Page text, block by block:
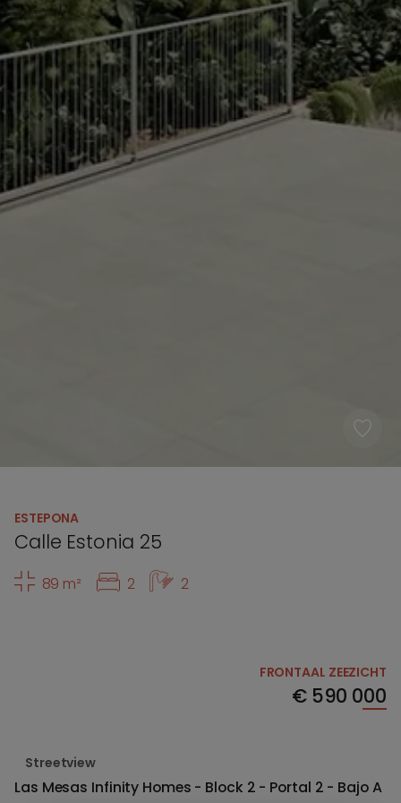
ESTEPONA
Calle Estonia 25
89 m² 2 2
FRONTAAL ZEEZICHT
€590 000
Streetview
Las Mesas Infinity Homes - Block 2 - Portal 2 - Bajo A